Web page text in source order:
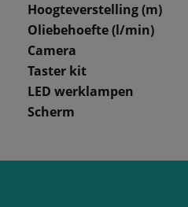
Hoogteverstelling (m)
Oliebehoefte (l/min)
Camera
Taster kit
LED werklampen
Scherm